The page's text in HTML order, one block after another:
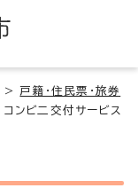
>戸籍・住民票・旅券
コンビ二交付サービス